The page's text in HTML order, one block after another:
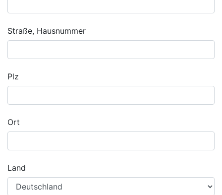
Straße, Hausnummer
Plz
Ort
Land